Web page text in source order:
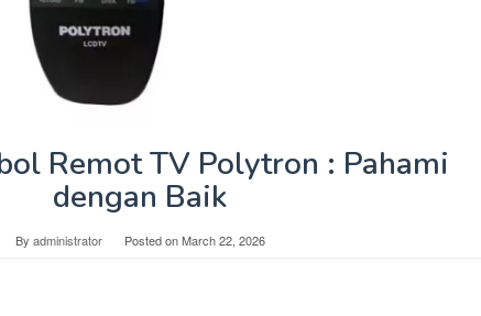
Remot TV Polytron : Pahami
dengan Baik
By administrator Posted onMarch 22, 2026